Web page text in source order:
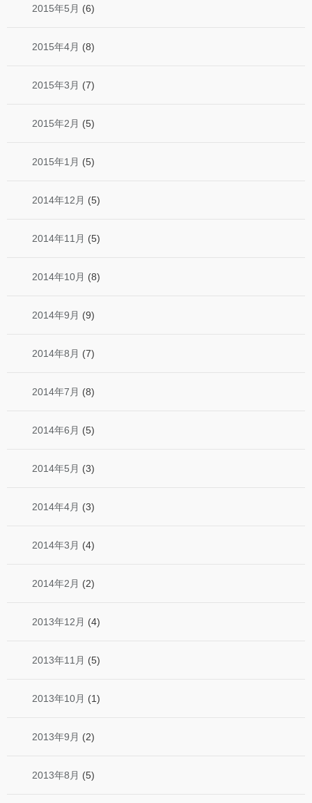
2015年5月 (6)
2015年4月 (8)
2015年3月 (7)
2015年2月 (5)
2015年1月 (5)
2014年12月 (5)
2014年11月 (5)
2014年10月 (8)
2014年9月 (9)
2014年8月 (7)
2014年7月 (8)
2014年6月 (5)
2014年5月 (3)
2014年4月 (3)
2014年3月 (4)
2014年2月 (2)
2013年12月 (4)
2013年11月 (5)
2013年10月 (1)
2013年9月 (2)
2013年8月 (5)